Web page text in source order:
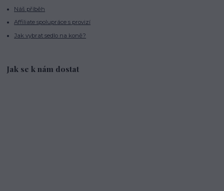
Náš příběh
Affiliate spolupráce s provizí
Jak vybrat sedlo na koně?
Jak se k nám dostat